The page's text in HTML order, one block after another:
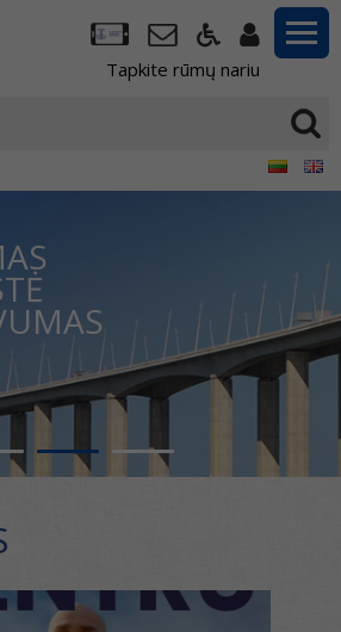
Tapkite rūmų nariu